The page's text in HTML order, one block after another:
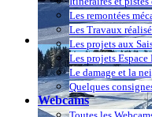
Les remontées
Les Travaux
Les projets aux
Les projets Espace
Le damage et la
Quelques
Webcams